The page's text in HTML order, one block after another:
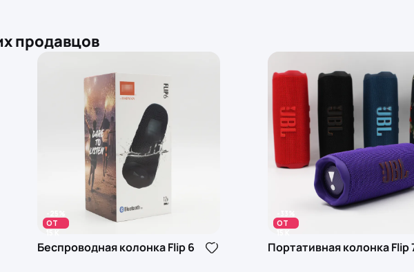
продавцов
ОТ
Беспроводная колонка Flip 6
ОТ
Портативная колонка Flip